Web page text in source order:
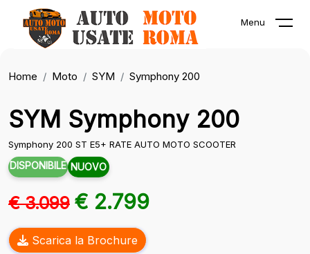
Menu
Home Moto SYM Symphony 200
SYM Symphony 200
Symphony 200 ST E5+ RATE AUTO MOTO SCOOTER
DISPONIBILE NUOVO
€ 3.099 € 2.799
Scarica la Brochure